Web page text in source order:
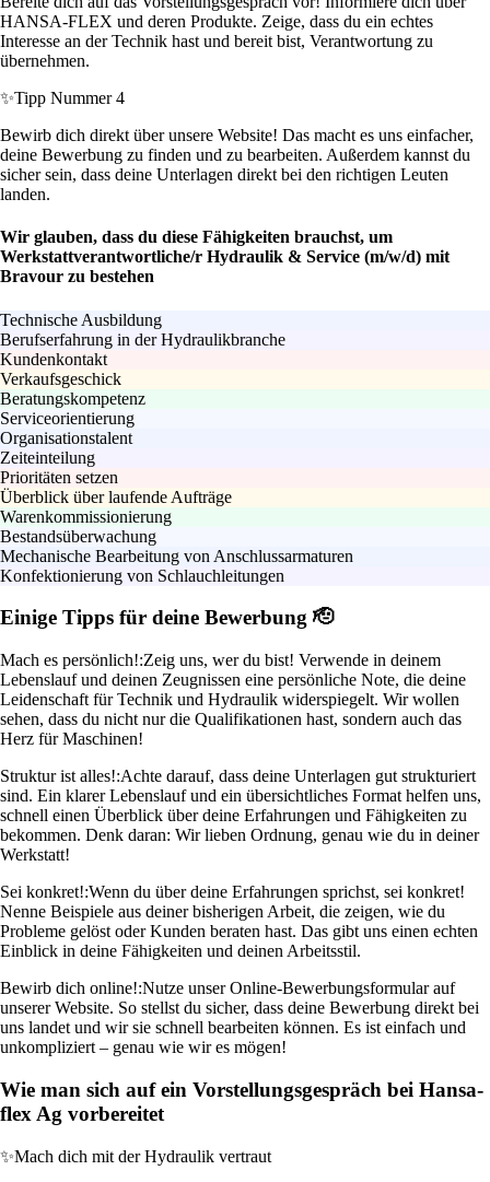
HANSA-FLEX und deren Produkte. Zeige, dass du ein echtes
Interesse an der Technik hast und bereit bist, Verantwortung zu
übernehmen.
✨Tipp Nummer 4
Bewirb dich direkt über unsere Website! Das macht es uns einfacher,
deine Bewerbung zu finden und zu bearbeiten. Außerdem kannst du
sicher sein, dass deine Unterlagen direkt bei den richtigen Leuten
landen.
Wir glauben, dass du diese Fähigkeiten brauchst, um
Werkstattverantwortliche/r Hydraulik & Service (m/w/d) mit
Bravour zu bestehen
Technische Ausbildung
Berufserfahrung in der Hydraulikbranche
Kundenkontakt
Verkaufsgeschick
Beratungskompetenz
Serviceorientierung
Organisationstalent
Zeiteinteilung
Prioritäten setzen
Überblick über laufende Aufträge
Warenkommissionierung
Bestandsüberwachung
Mechanische Bearbeitung von Anschlussarmaturen
Konfektionierung von Schlauchleitungen
Einige Tipps für deine Bewerbung 🫡
Mach es persönlich!:Zeig uns, wer du bist! Verwende in deinem
Lebenslauf und deinen Zeugnissen eine persönliche Note, die deine
Leidenschaft für Technik und Hydraulik widerspiegelt. Wir wollen
sehen, dass du nicht nur die Qualifikationen hast, sondern auch das
Herz für Maschinen!
Struktur ist alles!:Achte darauf, dass deine Unterlagen gut strukturiert
sind. Ein klarer Lebenslauf und ein übersichtliches Format helfen uns,
schnell einen Überblick über deine Erfahrungen und Fähigkeiten zu
bekommen. Denk daran: Wir lieben Ordnung, genau wie du in deiner
Werkstatt!
Sei konkret!:Wenn du über deine Erfahrungen sprichst, sei konkret!
Nenne Beispiele aus deiner bisherigen Arbeit, die zeigen, wie du
Probleme gelöst oder Kunden beraten hast. Das gibt uns einen echten
Einblick in deine Fähigkeiten und deinen Arbeitsstil.
Bewirb dich online!:Nutze unser Online-Bewerbungsformular auf
unserer Website. So stellst du sicher, dass deine Bewerbung direkt bei
uns landet und wir sie schnell bearbeiten können. Es ist einfach und
unkompliziert – genau wie wir es mögen!
Wie man sich auf ein Vorstellungsgespräch bei Hansa-
flex Ag vorbereitet
✨Mach dich mit der Hydraulik vertraut